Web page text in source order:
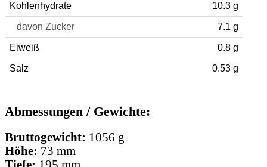
Kohlenhydrate 10.3 g
davon Zucker 7.1 g
Eiweiß 0.8 g
Salz 0.53 g
Abmessungen / Gewichte:
Bruttogewicht: 1056 g
Höhe: 73 mm
Tiefe: 195 mm